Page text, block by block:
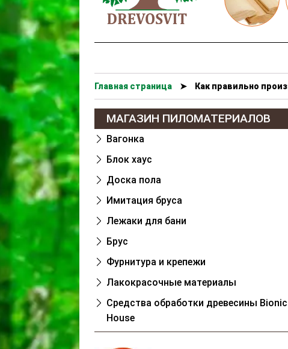
Главная страница ➤ Как правильно
МАГАЗИН ПИЛОМАТЕРИАЛОВ
Вагонка
Блок хаус
Доска пола
Имитация бруса
Лежаки для бани
Брус
Фурнитура и крепежи
Лакокрасочные материалы
Cредства обработки древесины Bionic
House